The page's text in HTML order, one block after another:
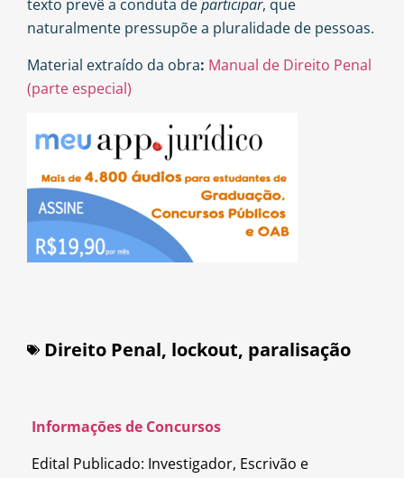
texto prevê a conduta departicipar, que
naturalmente pressupõe a pluralidade de pessoas.
Material extraído da obra: Manual de Direito Penal
(parte especial)
Direito Penal, lockout, paralisação
Informações de Concursos
Edital Publicado: Investigador, Escrivão e